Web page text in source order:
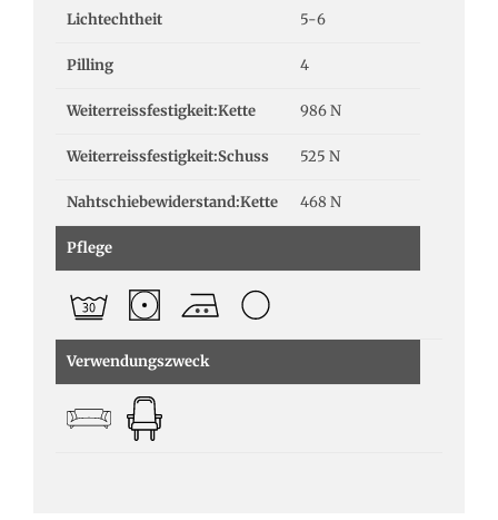
Lichtechtheit 5-6
Pilling 4
Weiterreissfestigkeit:Kette 986 N
Weiterreissfestigkeit:Schuss 525 N
Nahtschiebewiderstand:Kette 468 N
Pflege
Verwendungszweck